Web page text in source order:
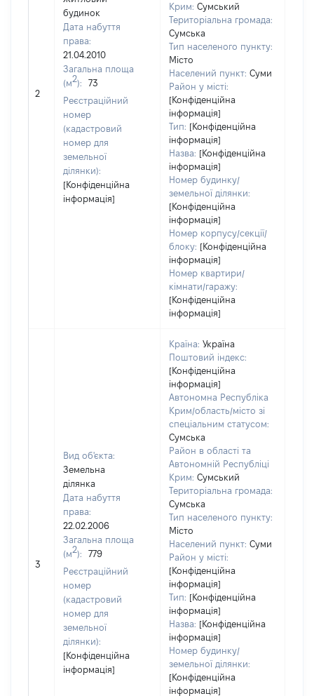
2
будинок
Дата набуття
права:
21.04.2010
Загальна площа
(м2):
73
Реєстраційний
номер
(кадастровий
номер для
земельної
ділянки):
[Конфіденційна
інформація]
Крим: Сумський
Територіальна громада:
Сумська
Тип населеного пункту:
Місто
Населений пункт: Суми
Район у місті:
[Конфіденційна
інформація]
Тип: [Конфіденційна
інформація]
Назва: [Конфіденційна
інформація]
Номер будинку/
земельної ділянки:
[Конфіденційна
інформація]
Номер корпусу/секції/
блоку: [Конфіденційна
інформація]
Номер квартири/
кімнати/гаражу:
[Конфіденційна
інформація]
3
Вид об'єкта:
Земельна
ділянка
Дата набуття
права:
22.02.2006
Загальна площа
(м2):
779
Реєстраційний
номер
(кадастровий
номер для
земельної
ділянки):
[Конфіденційна
інформація]
Країна: Україна
Поштовий індекс:
[Конфіденційна
інформація]
Автономна Республіка
Крим/область/місто зі
спеціальним статусом:
Сумська
Район в області та
Автономній Республіці
Крим: Сумський
Територіальна громада:
Сумська
Тип населеного пункту:
Місто
Населений пункт: Суми
Район у місті:
[Конфіденційна
інформація]
Тип: [Конфіденційна
інформація]
Назва: [Конфіденційна
інформація]
Номер будинку/
земельної ділянки:
[Конфіденційна
інформація]